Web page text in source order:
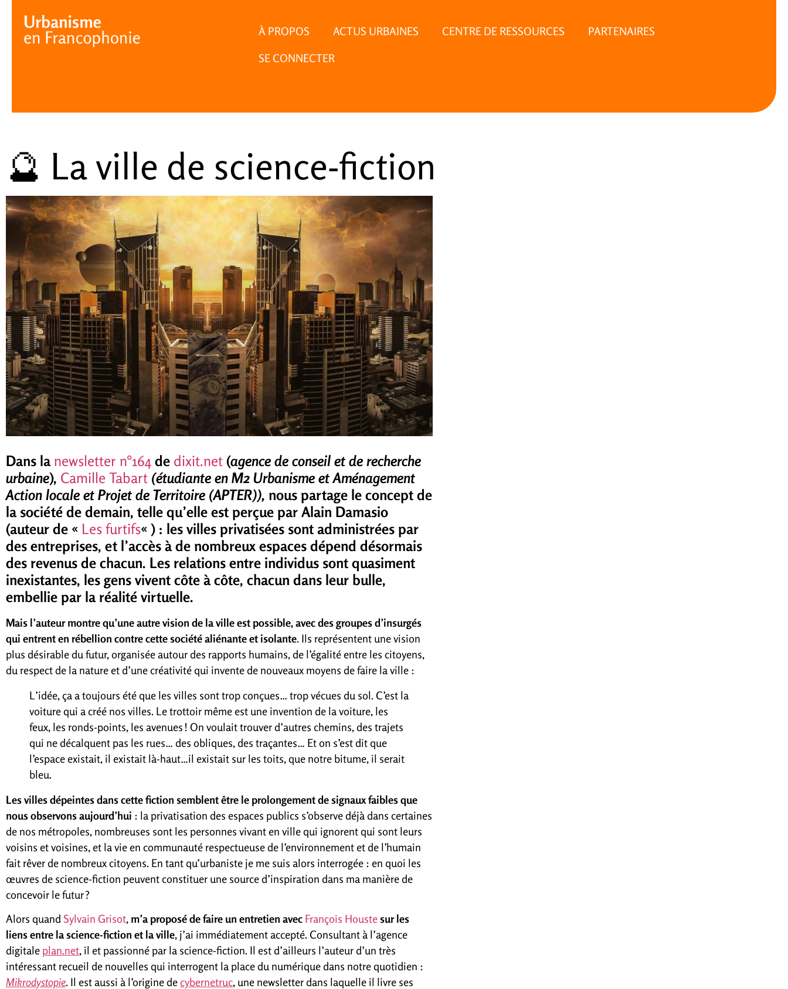
À PROPOS ACTUS URBAINES CENTRE DE RESSOURCES PARTENAIRES
SE CONNECTER
🔮 La ville de science-fiction
Dans la newsletter n°164 de dixit.net (agence de conseil et de recherche
urbaine), Camille Tabart (étudiante en M2 Urbanisme et Aménagement
Action locale et Projet de Territoire (APTER)), nous partage le concept de
la société de demain, telle qu’elle est perçue par Alain Damasio
(auteur de « Les furtifs« ) : les villes privatisées sont administrées par
des entreprises, et l’accès à de nombreux espaces dépend désormais
des revenus de chacun. Les relations entre individus sont quasiment
inexistantes, les gens vivent côte à côte, chacun dans leur bulle,
embellie par la réalité virtuelle.
Mais l’auteur montre qu’une autre vision de la ville est possible, avec des groupes d’insurgés
qui entrent en rébellion contre cette société aliénante et isolante. Ils représentent une vision
plus désirable du futur, organisée autour des rapports humains, de l’égalité entre les citoyens,
du respect de la nature et d’une créativité qui invente de nouveaux moyens de faire la ville :
L’idée, ça a toujours été que les villes sont trop conçues… trop vécues du sol. C’est la
voiture qui a créé nos villes. Le trottoir même est une invention de la voiture, les
feux, les ronds-points, les avenues ! On voulait trouver d’autres chemins, des trajets
qui ne décalquent pas les rues… des obliques, des traçantes… Et on s’est dit que
l’espace existait, il existait là-haut…il existait sur les toits, que notre bitume, il serait
bleu.
Les villes dépeintes dans cette fiction semblent être le prolongement de signaux faibles que
nous observons aujourd’hui : la privatisation des espaces publics s’observe déjà dans certaines
de nos métropoles, nombreuses sont les personnes vivant en ville qui ignorent qui sont leurs
voisins et voisines, et la vie en communauté respectueuse de l’environnement et de l’humain
fait rêver de nombreux citoyens. En tant qu’urbaniste je me suis alors interrogée : en quoi les
œuvres de science-fiction peuvent constituer une source d’inspiration dans ma manière de
concevoir le futur ?
Alors quand Sylvain Grisot, m’a proposé de faire un entretien avec François Houste sur les
liens entre la science-fiction et la ville, j’ai immédiatement accepté. Consultant à l’agence
digitale plan.net, il et passionné par la science-fiction. Il est d’ailleurs l’auteur d’un très
intéressant recueil de nouvelles qui interrogent la place du numérique dans notre quotidien :
Mikrodystopie. Il est aussi à l’origine decybernetruc, une newsletter dans laquelle il livre ses